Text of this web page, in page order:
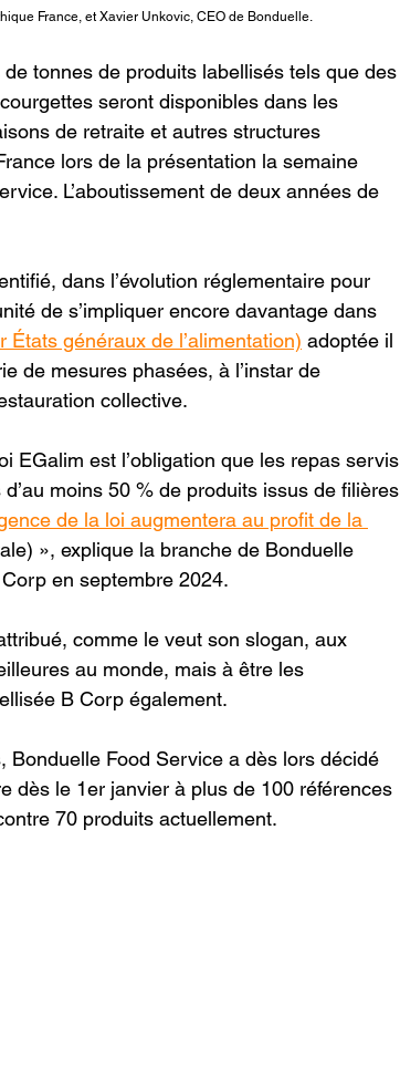
France, et Xavier Unkovic, CEO de Bonduelle.
tonnes de produits labellisés tels que des
seront disponibles dans les
de retraite et autres structures
lors de la présentation la semaine
L’aboutissement de deux années de
dans l’évolution réglementaire pour
de s’impliquer encore davantage dans
généraux de l’alimentation) adoptée il
de mesures phasées, à l’instar de
collective.
EGalim est l’obligation que les repas servis
moins 50 % de produits issus de filières
de la loi augmentera au profit de la
», explique la branche de Bonduelle
en septembre 2024.
comme le veut son slogan, aux
au monde, mais à être les
B Corp également.
Bonduelle Food Service a dès lors décidé
dès le 1er janvier à plus de 100 références
70 produits actuellement.